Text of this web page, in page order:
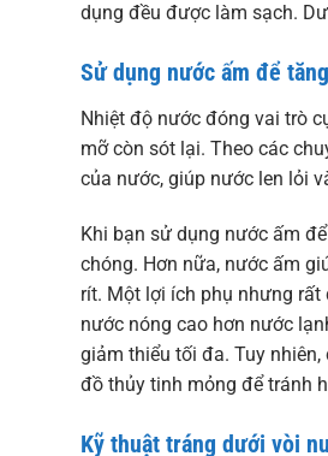
dụng đều được làm sạch.
Sử dụng nước ấm để
Nhiệt độ nước đóng vai trò
mỡ còn sót lại. Theo các
của nước, giúp nước len lỏi
Khi bạn sử dụng nước ấm
chóng. Hơn nữa, nước ấm
rít. Một lợi ích phụ nhưng
nước nóng cao hơn nước
giảm thiểu tối đa. Tuy
đồ thủy tinh mỏng để tránh
Kỹ thuật tráng dưới vòi